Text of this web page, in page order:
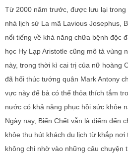
Từ 2000 năm trước, được lưu lại trong
nhà lịch sử La mã Lavious Josephus,
nổi tiếng về khả năng chữa bệnh độc
học Hy Lạp Aristotle cũng mô tả vùng
này, trong thời kì cai trị của nữ hoàng
đã hối thúc tướng quân Mark Antony
vực này để bà có thể thỏa thích tắm
nước có khả năng phục hồi sức khỏe
Ngày nay, Biển Chết vẫn là điểm đến
khỏe thu hút khách du lịch từ khắp nơi
không chỉ nhờ vào những câu chuyện